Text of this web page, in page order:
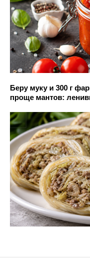
Беру муку и 300 г
проще мантов: